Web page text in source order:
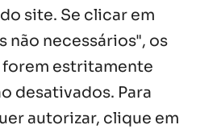
site. Se clicar em
não necessários", os
estritamente
desativados. Para
autorizar, clique em
(02/08/2026)